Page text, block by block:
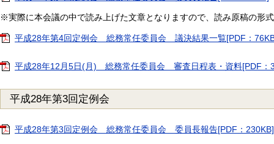
※実際に本会議の中で読み上げた文章となりますので、読み原稿の形
平成28年第4回定例会 総務常任委員会 議決結果一覧[PDF：
平成28年12月5日(月) 総務常任委員会 審査日程表・資料[PDF：
平成28年第3回定例会
平成28年第3回定例会 総務常任委員会 委員長報告[PDF：230KB]